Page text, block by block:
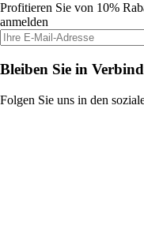
Profitieren Sie von 10%
anmelden
Bleiben Sie in
Folgen Sie uns in den